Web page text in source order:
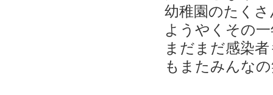
幼稚園のたく
ようやくその
まだまだ感染
もまたみんな